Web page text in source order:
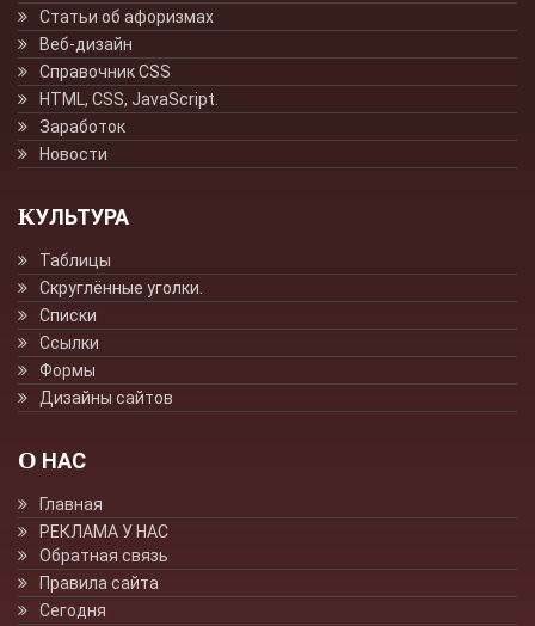
Статьи об афоризмах
Веб-дизайн
Справочник CSS
HTML, CSS, JavaScript.
Заработок
Новости
КУЛЬТУРА
Таблицы
Скруглённые уголки.
Списки
Ссылки
Формы
Дизайны сайтов
О НАС
Главная
РЕКЛАМА У НАС
Обратная связь
Правила сайта
Сегодня